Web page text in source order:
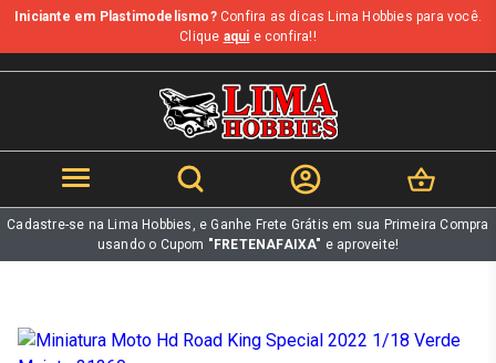
b
Iniciante em Plastimodelismo?Confira as dicas Lima Hobbies para você.
Clique aqui e confira!!
Cadastre-se na Lima Hobbies, e Ganhe Frete Grátis em sua Primeira Compra
usando o Cupom "FRETENAFAIXA" e aproveite!